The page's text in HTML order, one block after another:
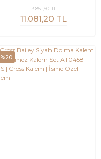
11.081,20 TL
13.851,50 TL
%20